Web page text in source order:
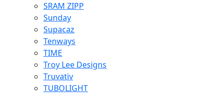
SRAM ZIPP
Sunday
Supacaz
Tenways
TIME
Troy Lee Designs
Truvativ
TUBOLIGHT